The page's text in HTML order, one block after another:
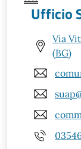
Ufficio
Via
(BG)